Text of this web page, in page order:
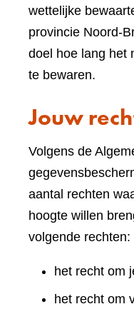
wettelijke
provincie Noord-
doel hoe lang het
te bewaren.
Jouw
Volgens de
aantal rechten
hoogte willen
volgende rechten:
het recht om
het recht om